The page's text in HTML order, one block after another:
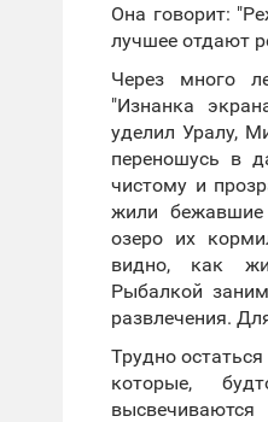
Она говорит:
лучшее отдают
Через много
"Изнанка
уделил Уралу,
переношусь в
чистому и
жили
озеро их
видно, как
Рыбалкой
развлечения.
Трудно
которые,